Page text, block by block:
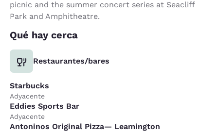
picnic and the summer concert series at Seacliff
Park and Amphitheatre.
Qué hay cerca
Restaurantes/bares
Starbucks
Adyacente
Eddies Sports Bar
Adyacente
Antoninos Original Pizza— Leamington